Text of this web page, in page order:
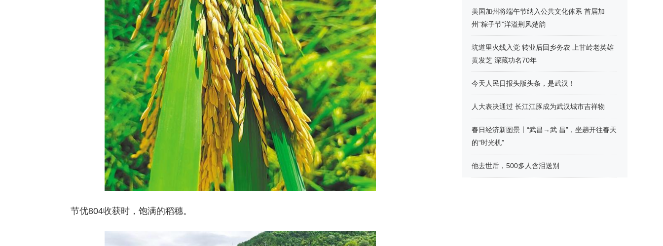
节优804收获时，饱满的稻穗。
美国加州将端午节纳入公共文化体系 首届加
州“粽子节”洋溢荆风楚韵
坑道里火线入党 转业后回乡务农 上甘岭老英雄
黄发芝 深藏功名70年
今天人民日报头版头条，是武汉！
人大表决通过 长江江豚成为武汉城市吉祥物
春日经济新图景丨“武昌→武 昌”，坐趟开往春天
的“时光机”
他去世后，500多人含泪送别